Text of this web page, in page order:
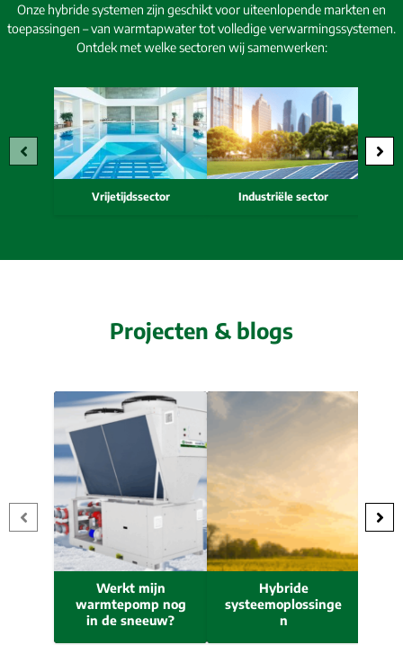
Onze hybride systemen zijn geschikt voor uiteenlopende markten en
toepassingen – van warmtapwater tot volledige verwarmingssystemen.
Ontdek met welke sectoren wij samenwerken:
Vrijetijdssector Industriële sector
Projecten & blogs
Werkt mijn
warmtepomp nog
in de sneeuw?
Hybride
systeemoplossinge
n